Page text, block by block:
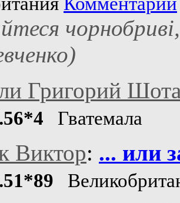
Григорий
Гватемала
Виктор: ... или